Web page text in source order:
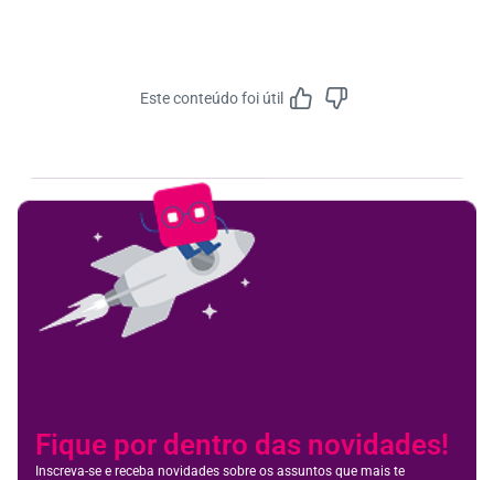
Este conteúdo foi útil
Fique por dentro das novidades!
Inscreva-se e receba novidades sobre os assuntos que mais te